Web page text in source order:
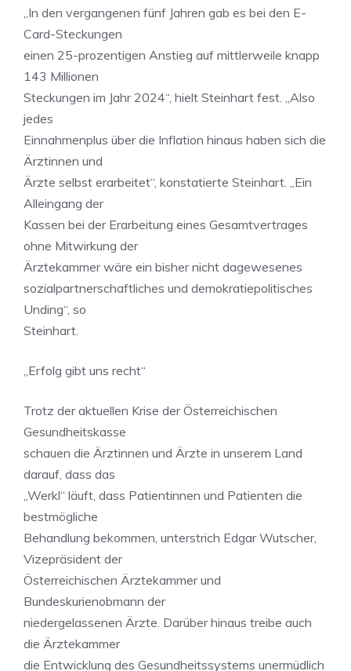
„In den vergangenen fünf Jahren gab es bei den E-
Card-Steckungen
einen 25-prozentigen Anstieg auf mittlerweile knapp
143 Millionen
Steckungen im Jahr 2024“, hielt Steinhart fest. „Also
jedes
Einnahmenplus über die Inflation hinaus haben sich die
Ärztinnen und
Ärzte selbst erarbeitet“, konstatierte Steinhart. „Ein
Alleingang der
Kassen bei der Erarbeitung eines Gesamtvertrages
ohne Mitwirkung der
Ärztekammer wäre ein bisher nicht dagewesenes
sozialpartnerschaftliches und demokratiepolitisches
Unding“, so
Steinhart.
„Erfolg gibt uns recht“
Trotz der aktuellen Krise der Österreichischen
Gesundheitskasse
schauen die Ärztinnen und Ärzte in unserem Land
darauf, dass das
„Werkl“ läuft, dass Patientinnen und Patienten die
bestmögliche
Behandlung bekommen, unterstrich Edgar Wutscher,
Vizepräsident der
Österreichischen Ärztekammer und
Bundeskurienobmann der
niedergelassenen Ärzte. Darüber hinaus treibe auch
die Ärztekammer
die Entwicklung des Gesundheitssystems unermüdlich